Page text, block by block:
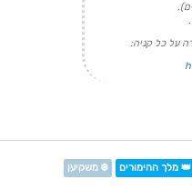
על כל קניה:
👑 מלך ההימורים ❄️ משקיען